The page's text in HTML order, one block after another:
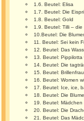
1.6. Beutel: Elisa
1.7. Beutel: Die
1.8. Beutel: Gold
1.9. Beutel: Tilli – die
10.Beutel: Die
11. Beutel: Sei kein
12. Beutel: Das
13. Beutel: Pippilotta
14. Beutel: Die
15. Beutel: Brillenfrau
16. Beutel: Women
17. Beutel: Ice, ice,
18. Beutel: Die
19. Beutel: Mädchen
20. Beutel: Die
21. Beutel: Das